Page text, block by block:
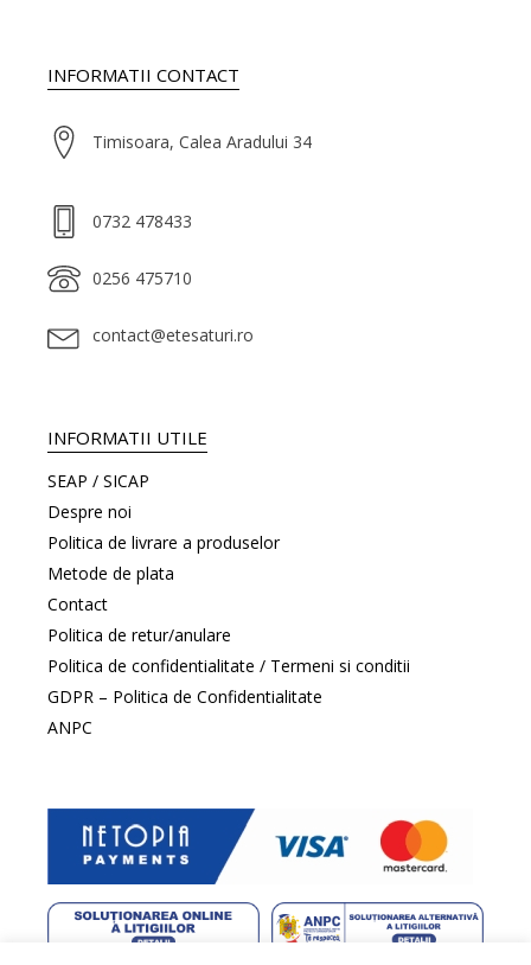
INFORMATII CONTACT
Timisoara, Calea Aradului 34
0732 478433
0256 475710
contact@etesaturi.ro
INFORMATII UTILE
SEAP / SICAP
Despre noi
Politica de livrare a produselor
Metode de plata
Contact
Politica de retur/anulare
Politica de confidentialitate / Termeni si conditii
GDPR – Politica de Confidentialitate
ANPC